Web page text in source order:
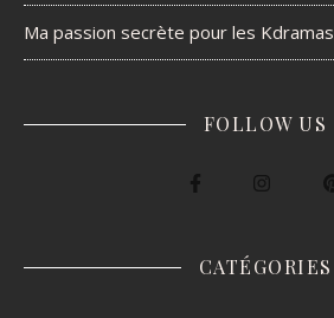
Ma passion secrète pour les Kdramas
FOLLOW US
CATÉGORIES